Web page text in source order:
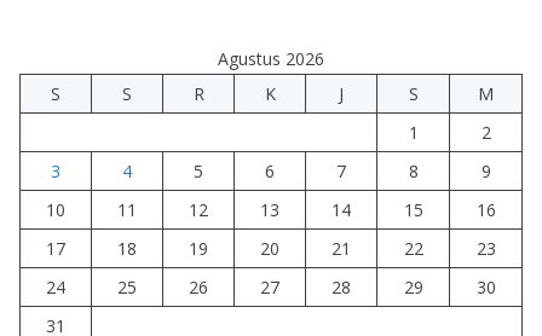
Agustus 2026
S
S R K J S
M
1
2
3
4 5 6 7 8
9
10
11 12 13 14 15
16
17
18 19 20 21 22
23
24
25 26 27 28 29
30
31